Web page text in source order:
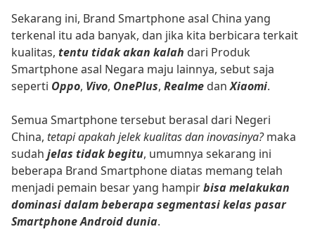
Sekarang ini, Brand Smartphone asal China yang
terkenal itu ada banyak, dan jika kita berbicara terkait
kualitas, tentu tidak akan kalah dari Produk
Smartphone asal Negara maju lainnya, sebut saja
seperti Oppo, Vivo, OnePlus, Realme danXiaomi.
Semua Smartphone tersebut berasal dari Negeri
China, tetapi apakah jelek kualitas dan inovasinya?maka
sudah jelas tidak begitu, umumnya sekarang ini
beberapa Brand Smartphone diatas memang telah
menjadi pemain besar yang hampirbisa melakukan
dominasi dalam beberapa segmentasi kelas pasar
Smartphone Android dunia.